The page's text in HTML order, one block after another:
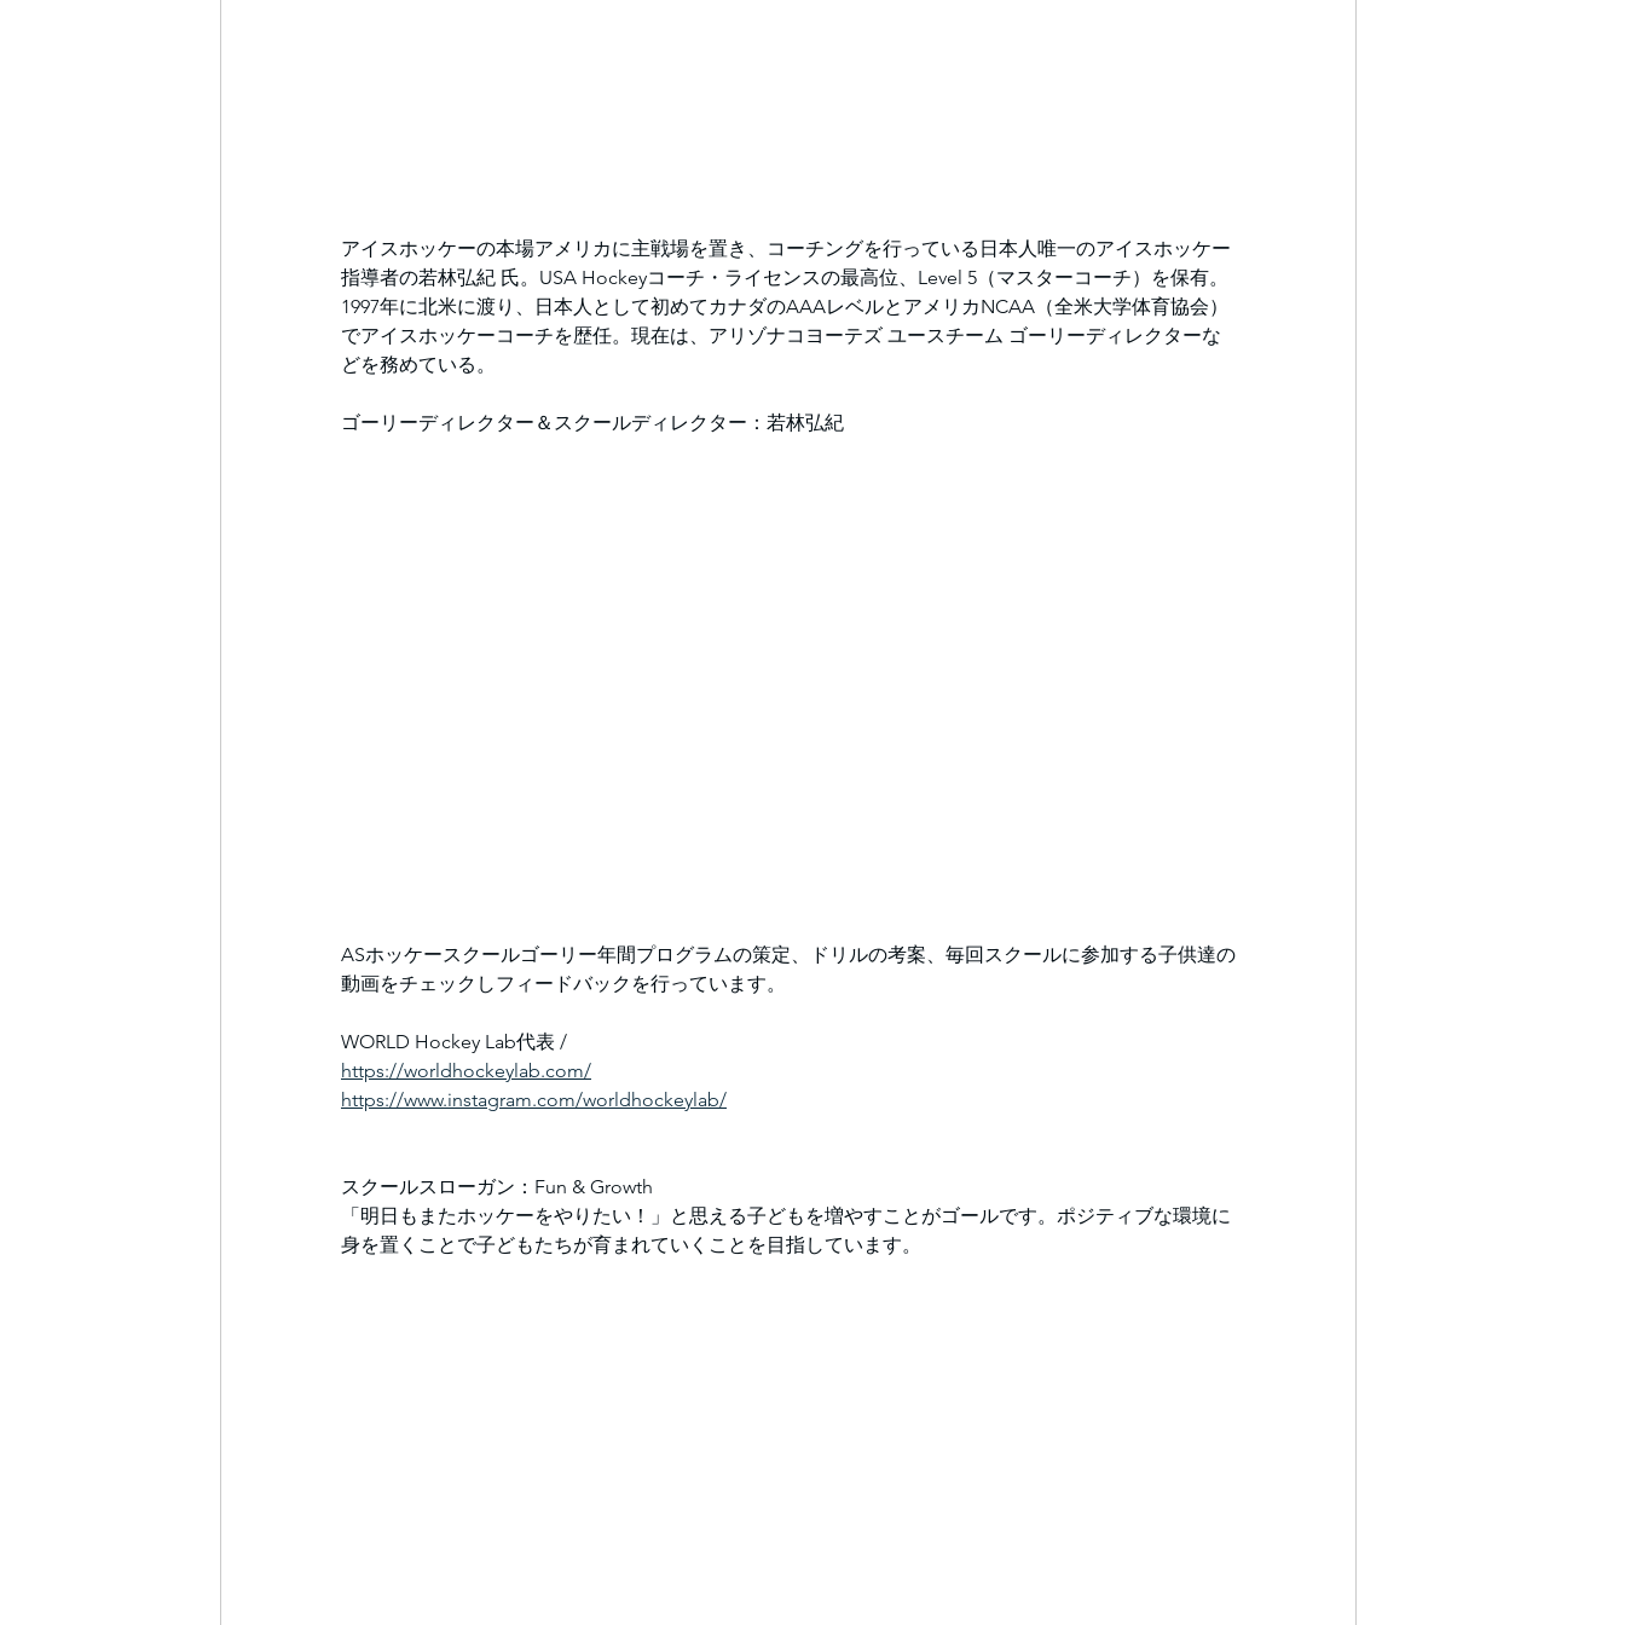
アイスホッケーの本場アメリカに主戦場を置き、コーチングを行っている日本人唯一のアイスホッケー
指導者の若林弘紀 氏。USA Hockeyコーチ・ライセンスの最高位、Level 5（マスターコーチ）を保有。
1997年に北米に渡り、日本人として初めてカナダのAAAレベルとアメリカNCAA（全米大学体育協会）
でアイスホッケーコーチを歴任。現在は、アリゾナコヨーテズ ユースチーム ゴーリーディレクターな
どを務めている。
ゴーリーディレクター＆スクールディレクター：若林弘紀
ASホッケースクールゴーリー年間プログラムの策定、ドリルの考案、毎回スクールに参加する子供達の
動画をチェックしフィードバックを行っています。
WORLD Hockey Lab代表 /
https://worldhockeylab.com/
https://www.instagram.com/worldhockeylab/
スクールスローガン：Fun & Growth
「明日もまたホッケーをやりたい！」と思える子どもを増やすことがゴールです。ポジティブな環境に
身を置くことで子どもたちが育まれていくことを目指しています。